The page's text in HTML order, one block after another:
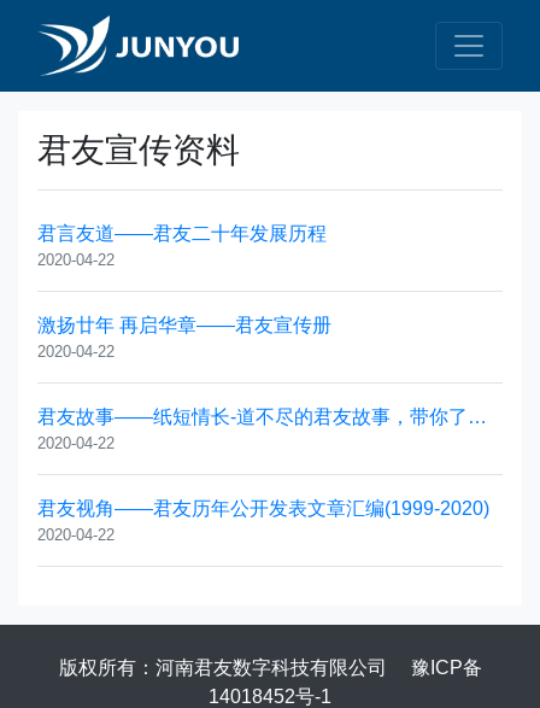
君友宣传资料
君言友道——君友二十年发展历程
2020-04-22
激扬廿年 再启华章——君友宣传册
2020-04-22
君友故事——纸短情长-道不尽的君友故事，带你了解君友团队成员的成长故事
2020-04-22
君友视角——君友历年公开发表文章汇编(1999-2020)
2020-04-22
版权所有：河南君友数字科技有限公司 豫ICP备
14018452号-1